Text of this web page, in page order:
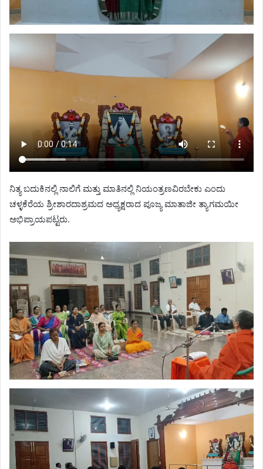
ನಿತ್ಯ ಬದುಕಿನಲ್ಲಿ ನಾಲಿಗೆ ಮತ್ತು ಮಾತಿನಲ್ಲಿ ನಿಯಂತ್ರಣವಿರಬೇಕು ಎಂದು
ಚಳ್ಳಕೆರೆಯ ಶ್ರೀಶಾರದಾಶ್ರಮದ ಅಧ್ಯಕ್ಷರಾದ ಪೂಜ್ಯ ಮಾತಾಜೀ ತ್ಯಾಗಮಯೀ
ಅಭಿಪ್ರಾಯಪಟ್ಟರು.